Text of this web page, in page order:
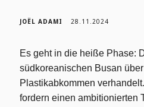
JOËL ADAMI 28.11.2024
Es geht in die heiße Phase:
südkoreanischen Busan
Plastikabkommen
fordern einen ambitionierten